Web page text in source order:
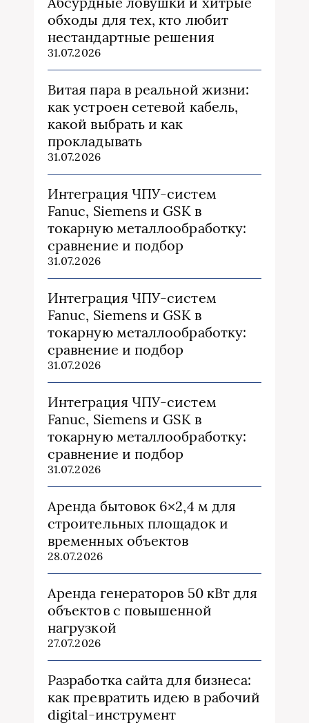
обходы для тех, кто любит
нестандартные решения
31.07.2026
Витая пара в реальной жизни:
как устроен сетевой кабель,
какой выбрать и как
прокладывать
31.07.2026
Интеграция ЧПУ-систем
Fanuc, Siemens и GSK в
токарную металлообработку:
сравнение и подбор
31.07.2026
Интеграция ЧПУ-систем
Fanuc, Siemens и GSK в
токарную металлообработку:
сравнение и подбор
31.07.2026
Интеграция ЧПУ-систем
Fanuc, Siemens и GSK в
токарную металлообработку:
сравнение и подбор
31.07.2026
Аренда бытовок 6×2,4 м для
строительных площадок и
временных объектов
28.07.2026
Аренда генераторов 50 кВт для
объектов с повышенной
нагрузкой
27.07.2026
Разработка сайта для бизнеса:
как превратить идею в рабочий
digital-инструмент